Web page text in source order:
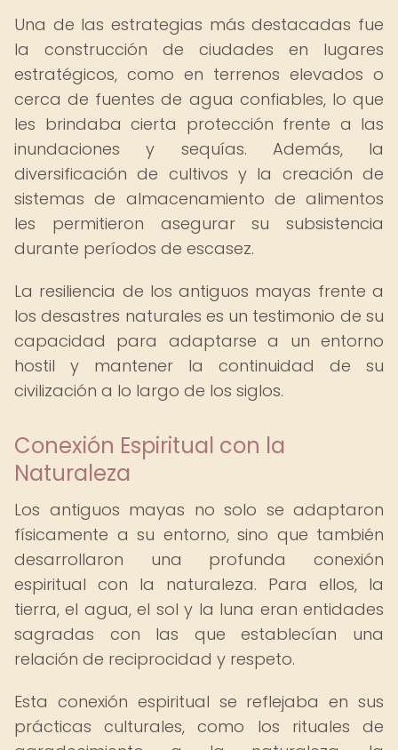
Una de las estrategias más destacadas fue
la construcción de ciudades en lugares
estratégicos, como en terrenos elevados o
cerca de fuentes de agua confiables, lo que
les brindaba cierta protección frente a las
inundaciones y sequías. Además, la
diversificación de cultivos y la creación de
sistemas de almacenamiento de alimentos
les permitieron asegurar su subsistencia
durante períodos de escasez.
La resiliencia de los antiguos mayas frente a
los desastres naturales es un testimonio de su
capacidad para adaptarse a un entorno
hostil y mantener la continuidad de su
civilización a lo largo de los siglos.
Conexión Espiritual con la
Naturaleza
Los antiguos mayas no solo se adaptaron
físicamente a su entorno, sino que también
desarrollaron una profunda conexión
espiritual con la naturaleza. Para ellos, la
tierra, el agua, el sol y la luna eran entidades
sagradas con las que establecían una
relación de reciprocidad y respeto.
Esta conexión espiritual se reflejaba en sus
prácticas culturales, como los rituales de